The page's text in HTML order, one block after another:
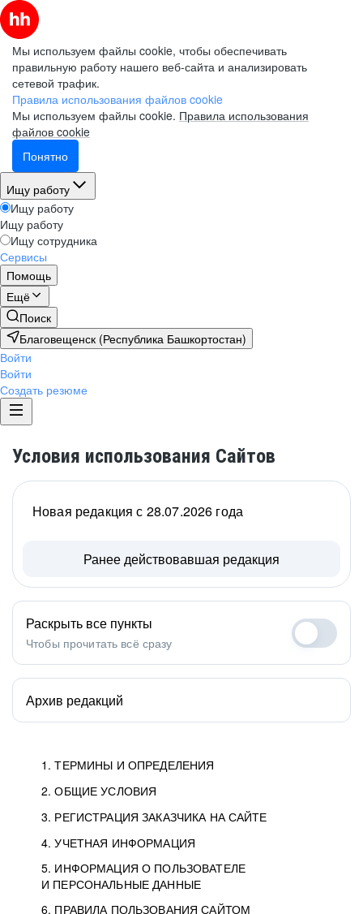
Мы используем файлы cookie, чтобы обеспечивать
правильную работу нашего веб-сайта и анализировать
сетевой трафик.
Правила использования файлов cookie
Мы используем файлы cookie. Правила использования
файлов cookie
Понятно
Ищу работу
Ищу работу
Ищу работу
Ищу сотрудника
Сервисы
Помощь
Ещё
Поиск
Благовещенск (Республика Башкортостан)
Войти
Войти
Создать резюме
Условия использования Сайтов
1. ТЕРМИНЫ И ОПРЕДЕЛЕНИЯ
2. ОБЩИЕ УСЛОВИЯ
3. РЕГИСТРАЦИЯ ЗАКАЗЧИКА НА САЙТЕ
4. УЧЕТНАЯ ИНФОРМАЦИЯ
5. ИНФОРМАЦИЯ О ПОЛЬЗОВАТЕЛЕ
И ПЕРСОНАЛЬНЫЕ ДАННЫЕ
6. ПРАВИЛА ПОЛЬЗОВАНИЯ САЙТОМ
Новая редакция с 28.07.2026 года
Ранее действовавшая редакция
Раскрыть все пункты
Чтобы прочитать всё сразу
Архив редакций